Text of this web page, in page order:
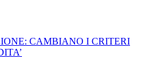
CAMBIANO I CRITERI